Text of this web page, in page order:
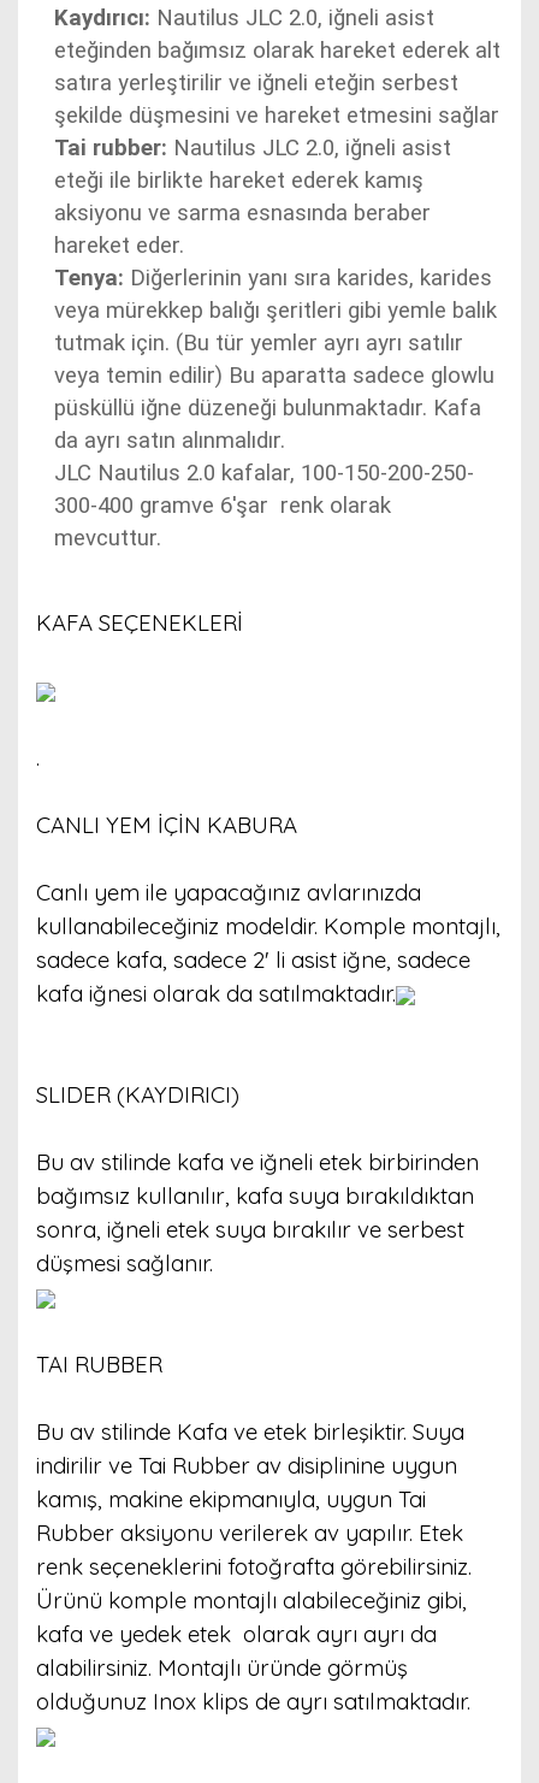
Kaydırıcı: Nautilus JLC 2.0, iğneli asist
eteğinden bağımsız olarak hareket ederek alt
satıra yerleştirilir ve iğneli eteğin serbest
şekilde düşmesini ve hareket etmesini sağlar
Tai rubber: Nautilus JLC 2.0, iğneli asist
eteği ile birlikte hareket ederek kamış
aksiyonu ve sarma esnasında beraber
hareket eder.
Tenya: Diğerlerinin yanı sıra karides, karides
veya mürekkep balığı şeritleri gibi yemle balık
tutmak için. (Bu tür yemler ayrı ayrı satılır
veya temin edilir) Bu aparatta sadece glowlu
püsküllü iğne düzeneği bulunmaktadır. Kafa
da ayrı satın alınmalıdır.
JLC Nautilus 2.0 kafalar, 100-150-200-250-
300-400 gramve 6'şar renk olarak
mevcuttur.
KAFA SEÇENEKLERİ
.
CANLI YEM İÇİN KABURA
Canlı yem ile yapacağınız avlarınızda
kullanabileceğiniz modeldir. Komple montajlı,
sadece kafa, sadece 2' li asist iğne, sadece
kafa iğnesi olarak da satılmaktadır.
SLIDER (KAYDIRICI)
Bu av stilinde kafa ve iğneli etek birbirinden
bağımsız kullanılır, kafa suya bırakıldıktan
sonra, iğneli etek suya bırakılır ve serbest
düşmesi sağlanır.
TAI RUBBER
Bu av stilinde Kafa ve etek birleşiktir. Suya
indirilir ve Tai Rubber av disiplinine uygun
kamış, makine ekipmanıyla, uygun Tai
Rubber aksiyonu verilerek av yapılır. Etek
renk seçeneklerini fotoğrafta görebilirsiniz.
Ürünü komple montajlı alabileceğiniz gibi,
kafa ve yedek etek olarak ayrı ayrı da
alabilirsiniz. Montajlı üründe görmüş
olduğunuz Inox klips de ayrı satılmaktadır.